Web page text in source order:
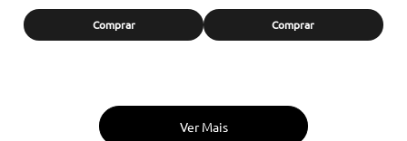
Comprar Comprar